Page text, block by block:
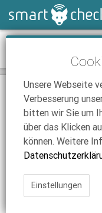
Smartphone Vergleich
Anbieter
iPhone Tarifvergleich
News
Ratgeber
Tarifvergleich
Tablet Vergleich
Surfsticks
iPad Tarifvergleich
News
Tarifvergleich
Internetanbieter
DSL Tarife
News
SmartChecker TV
03.08.2022 | 16:29
Smartphones:
Im 2. Quartal 2022
Weiterlesen
iPhone 14: Apple
Vorstellung der neuen
Unsere Webseite
Verbesserung
bitten wir Sie um
über das Klicken
können. Weitere
Einstellungen